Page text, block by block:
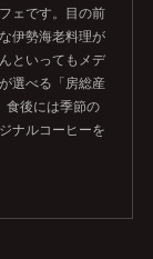
ェです。目の前
伊勢海老料理が
といってもメデ
選べる「房総産
食後には季節の
ナルコーヒーを